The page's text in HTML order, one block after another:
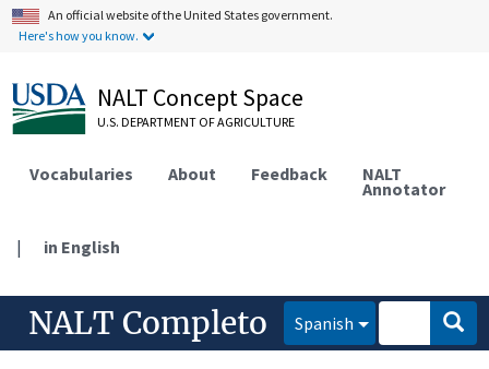
An official website of the United States government.
Here's how you know.
NALT Concept Space
U.S. DEPARTMENT OF AGRICULTURE
Vocabularies About Feedback NALT
Annotator
| in English
NALT Completo Spanish